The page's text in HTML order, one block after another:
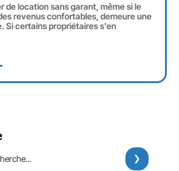
de location sans garant, même si le
revenus confortables, demeure une
Si certains propriétaires s'en